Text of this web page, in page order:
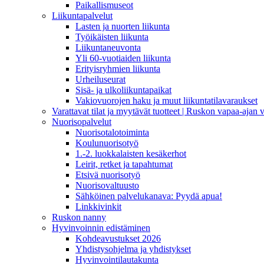
Paikallismuseot
Liikuntapalvelut
Lasten ja nuorten liikunta
Työikäisten liikunta
Liikuntaneuvonta
Yli 60-vuotiaiden liikunta
Erityisryhmien liikunta
Urheiluseurat
Sisä- ja ulkoliikuntapaikat
Vakiovuorojen haku ja muut liikuntatilavaraukset
Varattavat tilat ja myytävät tuotteet | Ruskon vapaa-ajan
Nuorisopalvelut
Nuorisotalotoiminta
Koulunuorisotyö
1.-2. luokkalaisten kesäkerhot
Leirit, retket ja tapahtumat
Etsivä nuorisotyö
Nuorisovaltuusto
Sähköinen palvelukanava: Pyydä apua!
Linkkivinkit
Ruskon nanny
Hyvinvoinnin edistäminen
Kohdeavustukset 2026
Yhdistysohjelma ja yhdistykset
Hyvinvointilautakunta